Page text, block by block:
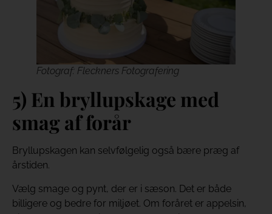
Fotograf: Fleckners Fotografering
5) En bryllupskage med
smag af forår
Bryllupskagen kan selvfølgelig også bære præg af
årstiden.
Vælg smage og pynt, der er i sæson. Det er både
billigere og bedre for miljøet. Om foråret er appelsin,